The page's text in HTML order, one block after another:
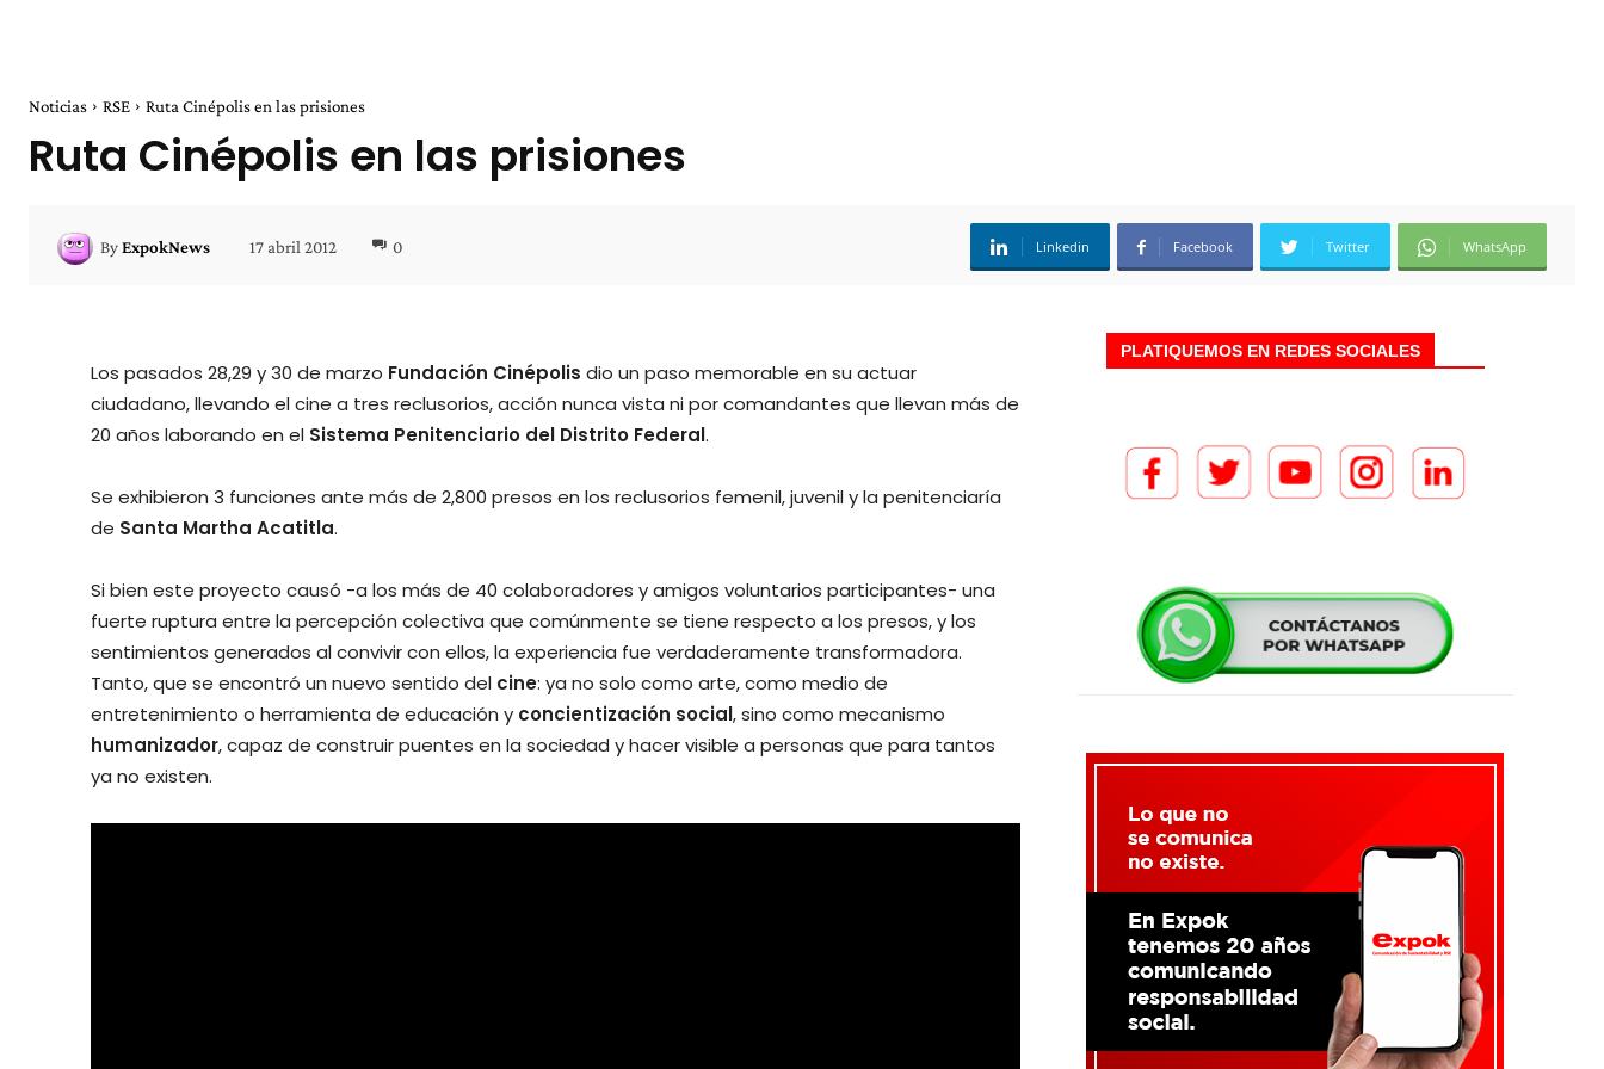
Noticias RSE Ruta Cinépolis en las prisiones
Ruta Cinépolis en las prisiones
ByExpokNews 17 abril 2012 0 Linkedin Facebook Twitter WhatsApp
Los pasados 28,29 y 30 de marzo Fundación Cinépolis dio un paso memorable en su actuar
ciudadano, llevando el cine a tres reclusorios, acción nunca vista ni por comandantes que llevan más de
20 años laborando en el Sistema Penitenciario del Distrito Federal.
Se exhibieron 3 funciones ante más de 2,800 presos en los reclusorios femenil, juvenil y la penitenciaría
de Santa Martha Acatitla.
Si bien este proyecto causó -a los más de 40 colaboradores y amigos voluntarios participantes- una
fuerte ruptura entre la percepción colectiva que comúnmente se tiene respecto a los presos, y los
sentimientos generados al convivir con ellos, la experiencia fue verdaderamente transformadora.
Tanto, que se encontró un nuevo sentido del cine: ya no solo como arte, como medio de
entretenimiento o herramienta de educación y concientización social, sino como mecanismo
humanizador, capaz de construir puentes en la sociedad y hacer visible a personas que para tantos
ya no existen.
PLATIQUEMOS EN REDES SOCIALES